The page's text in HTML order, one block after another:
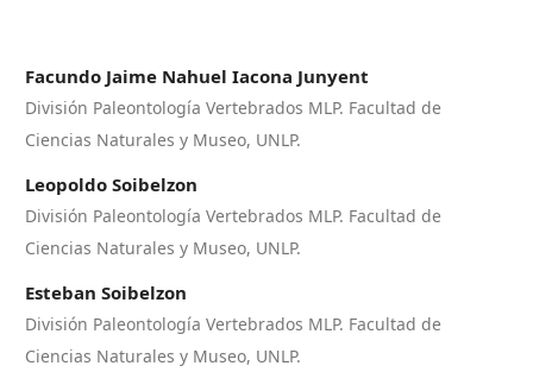
Facundo Jaime Nahuel Iacona Junyent
División Paleontología Vertebrados MLP. Facultad de
Ciencias Naturales y Museo, UNLP.
Leopoldo Soibelzon
División Paleontología Vertebrados MLP. Facultad de
Ciencias Naturales y Museo, UNLP.
Esteban Soibelzon
División Paleontología Vertebrados MLP. Facultad de
Ciencias Naturales y Museo, UNLP.